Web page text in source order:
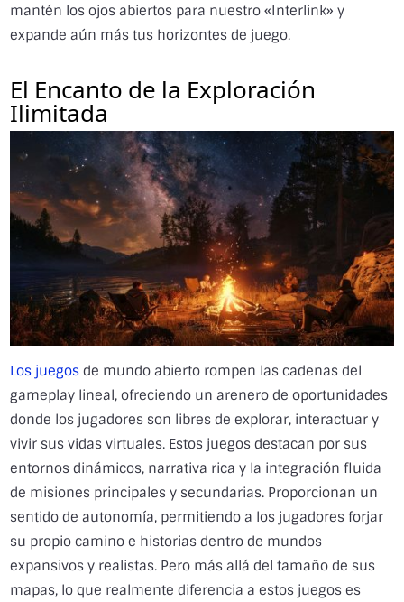
mantén los ojos abiertos para nuestro «Interlink» y
expande aún más tus horizontes de juego.
El Encanto de la Exploración
Ilimitada
Los juegosde mundo abierto rompen las cadenas del
gameplay lineal, ofreciendo un arenero de oportunidades
donde los jugadores son libres de explorar, interactuar y
vivir sus vidas virtuales. Estos juegos destacan por sus
entornos dinámicos, narrativa rica y la integración fluida
de misiones principales y secundarias. Proporcionan un
sentido de autonomía, permitiendo a los jugadores forjar
su propio camino e historias dentro de mundos
expansivos y realistas. Pero más allá del tamaño de sus
mapas, lo que realmente diferencia a estos juegos es